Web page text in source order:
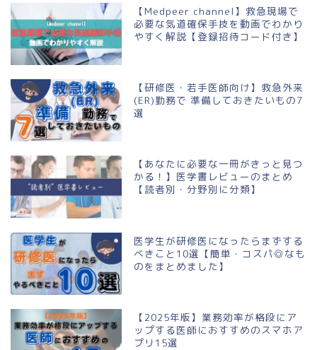
【Medpeer channel】救急現場で
必要な気道確保手技を動画でわかり
やすく解説【登録招待コード付き】
【研修医・若手医師向け】救急外来
(ER)勤務で 準備しておきたいもの7
選
【あなたに必要な一冊がきっと見つ
かる！】医学書レビューのまとめ
【読者別・分野別に分類】
医学生が研修医になったらまずする
べきこと10選【簡単・コスパ◎なも
のをまとめました】
【2025年版】業務効率が格段にア
ップする医師におすすめのスマホア
プリ15選